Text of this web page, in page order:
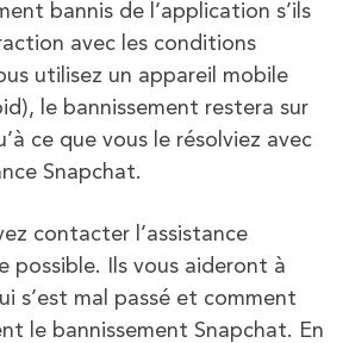
bannis de l’application s’ils
avec les conditions
utilisez un appareil mobile
le bannissement restera sur
ce que vous le résolviez avec
Snapchat.
contacter l’assistance
possible. Ils vous aideront à
s’est mal passé et comment
le bannissement Snapchat. En